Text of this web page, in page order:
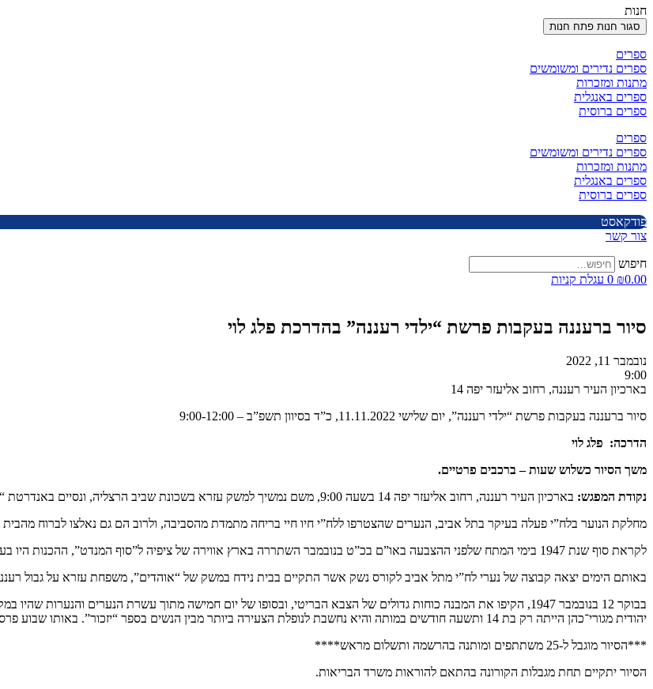
חנות
סגור חנות פתח חנות
ספרים
ספרים נדירים ומשומשים
מתנות ומזכרות
ספרים באנגלית
ספרים ברוסית
ספרים
ספרים נדירים ומשומשים
מתנות ומזכרות
ספרים באנגלית
ספרים ברוסית
פודקאסט
צור קשר
חיפוש
₪0.00
0 עגלת קניות
סיור ברעננה בעקבות פרשת “ילדי רעננה” בהדרכת פלג לוי
נובמבר 11, 2022
9:00
בארכיון העיר רעננה, רחוב אליעזר יפה 14
סיור ברעננה בעקבות פרשת “ילדי רעננה”, יום שלישי 11.11.2022, כ”ד בסיוון תשפ”ב – 9:00-12:00
הדרכה: פלג לוי
משך הסיור כשלוש שעות – ברכבים פרטיים.
נקודת המפגש: בארכיון העיר רעננה, רחוב אליעזר יפה 14 בשעה 9:00, משם נמשיך למשק עזרא בשכונת שביב הרצליה, ונסיים באנדרטת “ילדי רעננה” ברחוב משה דיין פינת רחוב הפרחים מול בית ספר “אביב” ברעננה.
מחלקת הנוער בלח”י פעלה בעיקר בתל אביב, הנערים שהצטרפו ללח”י חיו חיי בריחה מתמדת מהסביבה, ולרוב הם גם נאלצו לברוח מהבית
לקראת סוף שנת 1947 בימי המתח שלפני ההצבעה באו”ם בכ”ט בנובמבר השתררה בארץ אווירה של ציפיה ל”סוף המנדט”, ההכנות היו בעיקר לקראת הבאות, לקראת “מלחמת העצמאות”.
באותם הימים יצאה קבוצה של נערי לח”י מתל אביב לקורס נשק אשר התקיים בבית נידח במשק של “אוהדים”, משפחת עזרא על גבול
בבוקר 12 בנובמבר 1947, הקיפו את המבנה כוחות גדולים של הצבא הבריטי, ובסופו של יום חמישה מתוך עשרת הנערים
יהודית מגורי־כהן הייתה רק בת 14 ותשעה חודשים במותה והיא נחשבת לנופלת הצעירה ביותר מבין הנשים בספר “יזכור”. באותו שבוע פרסם נתן אלתרמן ב”טור השביעי” ב”דבר” את השיר “הילדה השלישית”.
***הסיור מוגבל ל-25 משתתפים ומותנה בהרשמה ותשלום מראש****
הסיור יתקיים תחת מגבלות הקורונה בהתאם להוראות משרד הבריאות.